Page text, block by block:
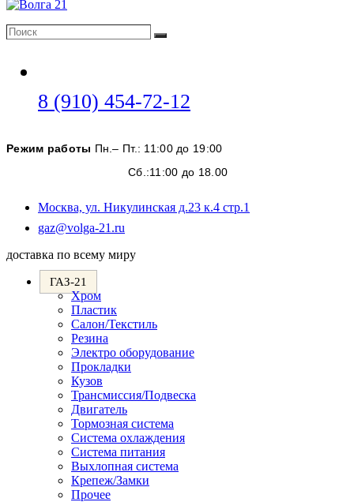
Поиск
Поиск
8 (910) 454-72-12
вашем
приложении
Режим работы Пн.– Пт.: 11:00 до 19:00
Сб.:11:00 до 18.00
Москва, ул. Никулинская д.23 к.4 стр.1
gaz@volga-21.ru
вашем
доставка по всему миру
ГАЗ-21
Хром
Пластик
Салон/Текстиль
Резина
Электро оборудование
Прокладки
Кузов
Трансмиссия/Подвеска
Двигатель
Тормозная система
Система охлаждения
Система питания
Выхлопная система
Крепеж/Замки
Прочее